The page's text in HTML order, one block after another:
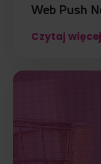
Web Push
Czytaj więcej